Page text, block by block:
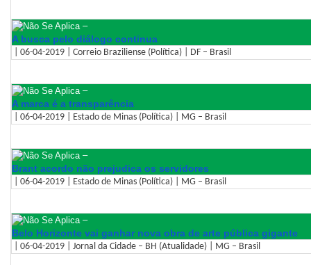
–
A busca pelo diálogo continua
| 06-04-2019 | Correio Braziliense (Política) | DF – Brasil
–
A marca é a transparência
| 06-04-2019 | Estado de Minas (Política) | MG – Brasil
–
Brant acordo não prejudica os servidores
| 06-04-2019 | Estado de Minas (Política) | MG – Brasil
–
Belo Horizonte vai ganhar nova obra de arte pública gigante
| 06-04-2019 | Jornal da Cidade – BH (Atualidade) | MG – Brasil